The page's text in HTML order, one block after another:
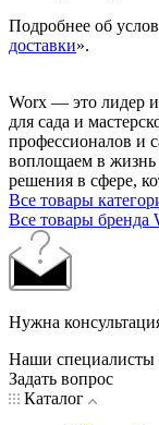
Подробнее об
доставки».
Worx — это лидер
для сада и
профессионалов и
воплощаем в
решения в сфере,
Все товары
Все товары бренда
Нужна
Наши специалисты
Задать вопрос
Каталог